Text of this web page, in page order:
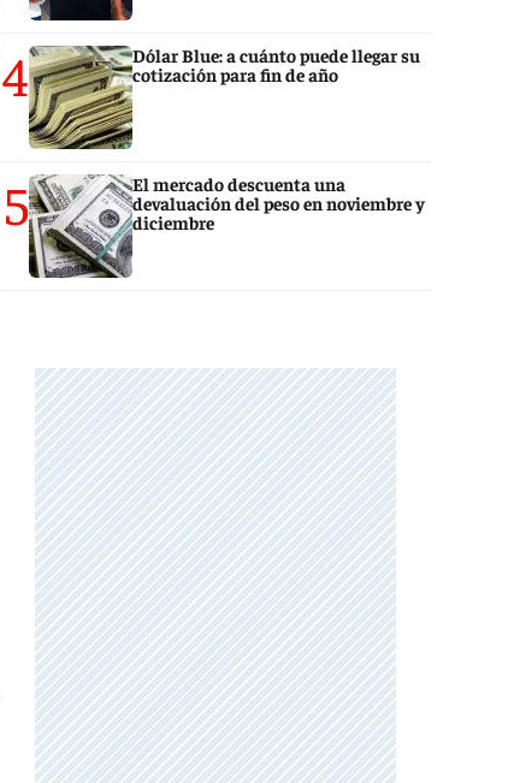
4
Dólar Blue: a cuánto puede llegar su
cotización para fin de año
5
El mercado descuenta una
devaluación del peso en noviembre y
diciembre